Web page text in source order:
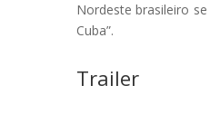
Nordeste brasileiro
Cuba”.
Trailer